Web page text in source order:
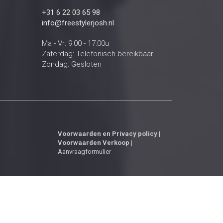
+31 6 22 03 65 98
info@freestylerjosh.nl
Ma - Vr: 9:00 - 17:00u
Zaterdag: Telefonisch bereikbaar
Zondag: Gesloten
Voorwaarden en Privacy policy |
Voorwaarden Verkoop |
Aanvraagformulier